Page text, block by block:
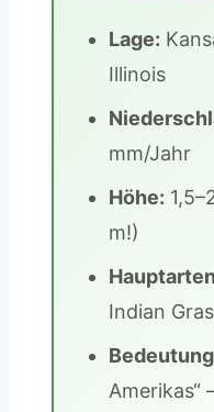
Lage:
Illinois
mm/Jahr
Höhe:
m!)
Indian
Amerikas“